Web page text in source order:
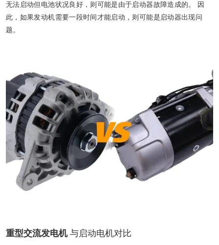
无法启动但电池状况良好，则可能是由于启动器故障造成的。 因
此，如果发动机需要一段时间才能启动，则可能是启动器出现问
题。
重型交流发电机与启动电机对比